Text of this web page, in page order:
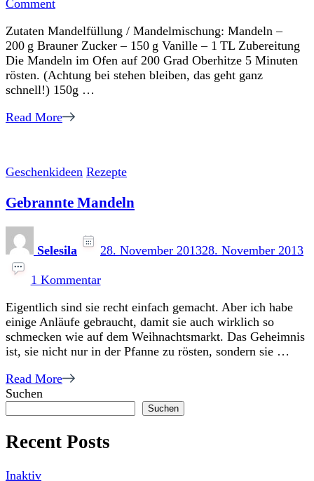
Commenton
Mandeln
Zutaten Mandelfüllung / Mandelmischung: Mandeln –
200 g Brauner Zucker – 150 g Vanille – 1 TL Zubereitung
Die Mandeln im Ofen auf 200 Grad Oberhitze 5 Minuten
rösten. (Achtung bei stehen bleiben, das geht ganz
schnell!) 150g …
Read More
Geschenkideen Rezepte
Gebrannte Mandeln
Selesila 28. November 201328. November 2013
1 KommentarGebrannte
Eigentlich sind sie recht einfach gemacht. Aber ich habe
einige Anläufe gebraucht, damit sie auch wirklich so
schmecken wie auf dem Weihnachtsmarkt. Das Geheimnis
ist, sie nicht nur in der Pfanne zu rösten, sondern sie …
Read More
Suchen
Suchen
Recent Posts
Inaktiv